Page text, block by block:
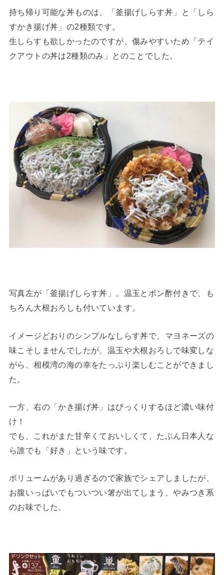
持ち帰り可能な丼ものは、「釜揚げしらす丼」と「しら
すかき揚げ丼」の2種類です。
生しらすも欲しかったのですが、傷みやすいため「テイ
クアウトの丼は2種類のみ」とのことでした。
写真左が「釜揚げしらす丼」。温玉とポン酢付きで、も
ちろん大根おろしも付いています。
イメージどおりのシンプルなしらす丼で、マヨネーズの
味こそしませんでしたが、温玉や大根おろしで味変しな
がら、相模湾の海の幸をたっぷり楽しむことができまし
た。
一方、右の「かき揚げ丼」はびっくりするほど濃い味付
け！
でも、これがまた甘辛くておいしくて、たぶん日本人な
ら誰でも「好き」という味です。
ボリュームがあり過ぎるので家族でシェアしましたが、
お腹いっぱいでもついつい箸が出てしまう、やみつき系
のお味でした。